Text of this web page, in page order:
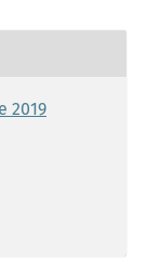
2019